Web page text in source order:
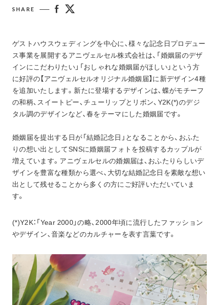
SHARE
ゲストハウスウェディングを中心に、様々な記念日プロデュー
ス事業を展開するアニヴェルセル株式会社は、「婚姻届のデザ
インにこだわりたい」「おしゃれな婚姻届がほしい」という方
に好評の【アニヴェルセルオリジナル婚姻届】に新デザイン4種
を追加いたします。新たに登場するデザインは、蝶がモチーフ
の和柄、スイートピー、チューリップとリボン、Y2K(*)のデジ
タル調のデザインなど、春をテーマにした婚姻届です。
婚姻届を提出する日が「結婚記念日」となることから、おふた
りの想い出としてSNSに婚姻届フォトを投稿するカップルが
増えています。アニヴェルセルの婚姻届は、おふたりらしいデ
ザインを豊富な種類から選べ、大切な結婚記念日を素敵な想い
出として残せることから多くの方にご好評いただいていま
す。
(*)Y2K：「Year 2000」の略、2000年頃に流行したファッション
やデザイン、音楽などのカルチャーを表す言葉です。
お知らせ
アニヴェルセル 長野
アニヴェルセル 江坂（新大阪）
アニヴェルセル 大阪（難波）